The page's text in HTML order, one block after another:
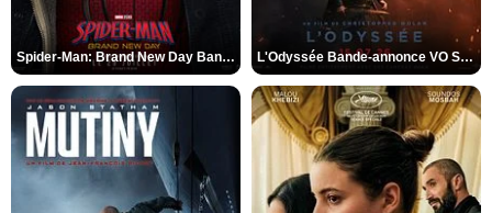
Spider-Man: Brand New Day Bande-annonce VO STFR L'Odyssée Bande-annonce VO STFR